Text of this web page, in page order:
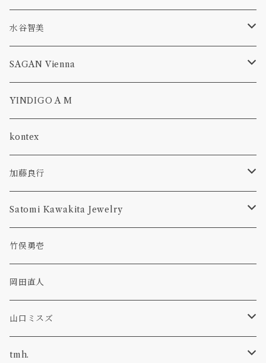
olive stained
pitcher
plate
aeca
venetian classics
run up green
lampshade
abyss
コーヒーメジャースプーン
フルーツピック
一葉挿し
水谷智美
オーバル
隅切り
ボウル, 鉢
花入れ
ラウンド
SAGAN Vienna
CROSS BODY
GWYNETH
YINDIGO A M
kontex
加藤良行
カトラリー
コーヒーメジャー
レンゲ
オーバル
プレート
ボウル
隅切皿
Satomi Kawakita Jewelry
ring
pierced earring
necklace
竹俣勇壱
岡田直人
山口ミスズ
ウール
tmh.